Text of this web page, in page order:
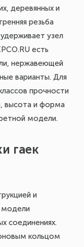
деревянных и
резьба
узел
есть
нержавеющей
варианты. Для
прочности
высота и форма
модели.
гаек
и
модели
соединениях.
кольцом